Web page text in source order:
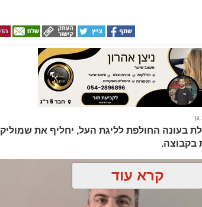
בעונה החולפת לליגת העל, יחליף את שמוליק
קרא עוד